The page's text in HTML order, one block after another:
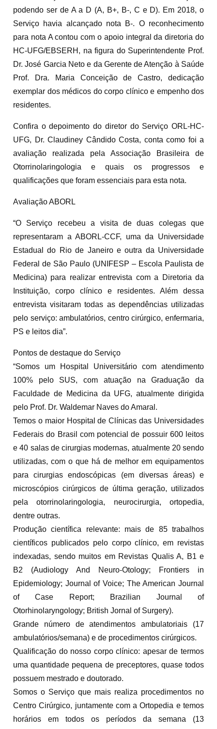
podendo ser de A a D (A, B+, B-, C e D). Em 2018, o
Serviço havia alcançado nota B-. O reconhecimento
para nota A contou com o apoio integral da diretoria do
HC-UFG/EBSERH, na figura do Superintendente Prof.
Dr. José Garcia Neto e da Gerente de Atenção à Saúde
Prof. Dra. Maria Conceição de Castro, dedicação
exemplar dos médicos do corpo clínico e empenho dos
residentes.
Confira o depoimento do diretor do Serviço ORL-HC-
UFG, Dr. Claudiney Cândido Costa, conta como foi a
avaliação realizada pela Associação Brasileira de
Otorrinolaringologia e quais os progressos e
qualificações que foram essenciais para esta nota.
Avaliação ABORL
“O Serviço recebeu a visita de duas colegas que
representaram a ABORL-CCF, uma da Universidade
Estadual do Rio de Janeiro e outra da Universidade
Federal de São Paulo (UNIFESP – Escola Paulista de
Medicina) para realizar entrevista com a Diretoria da
Instituição, corpo clínico e residentes. Além dessa
entrevista visitaram todas as dependências utilizadas
pelo serviço: ambulatórios, centro cirúrgico, enfermaria,
PS e leitos dia”.
Pontos de destaque do Serviço
“Somos um Hospital Universitário com atendimento
100% pelo SUS, com atuação na Graduação da
Faculdade de Medicina da UFG, atualmente dirigida
pelo Prof. Dr. Waldemar Naves do Amaral.
Temos o maior Hospital de Clínicas das Universidades
Federais do Brasil com potencial de possuir 600 leitos
e 40 salas de cirurgias modernas, atualmente 20 sendo
utilizadas, com o que há de melhor em equipamentos
para cirurgias endoscópicas (em diversas áreas) e
microscópios cirúrgicos de última geração, utilizados
pela otorrinolaringologia, neurocirurgia, ortopedia,
dentre outras.
Produção científica relevante: mais de 85 trabalhos
científicos publicados pelo corpo clínico, em revistas
indexadas, sendo muitos em Revistas Qualis A, B1 e
B2 (Audiology And Neuro-Otology; Frontiers in
Epidemiology; Journal of Voice; The American Journal
of Case Report; Brazilian Journal of
Otorhinolaryngology; British Jornal of Surgery).
Grande número de atendimentos ambulatoriais (17
ambulatórios/semana) e de procedimentos cirúrgicos.
Qualificação do nosso corpo clínico: apesar de termos
uma quantidade pequena de preceptores, quase todos
possuem mestrado e doutorado.
Somos o Serviço que mais realiza procedimentos no
Centro Cirúrgico, juntamente com a Ortopedia e temos
horários em todos os períodos da semana (13